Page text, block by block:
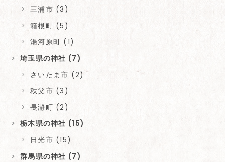
三浦市 (3)
箱根町 (5)
湯河原町 (1)
埼玉県の神社 (7)
さいたま市 (2)
秩父市 (3)
長瀞町 (2)
栃木県の神社 (15)
日光市 (15)
群馬県の神社 (7)